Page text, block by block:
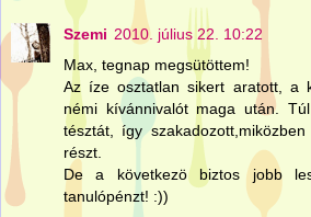
Szemi 2010. július 22. 10:22
Max, tegnap megsütöttem!
Az íze osztatlan sikert aratott, a
némi kívánnivalót maga után.
tésztát, így
részt.
De a következö biztos jobb
tanulópénzt! :))